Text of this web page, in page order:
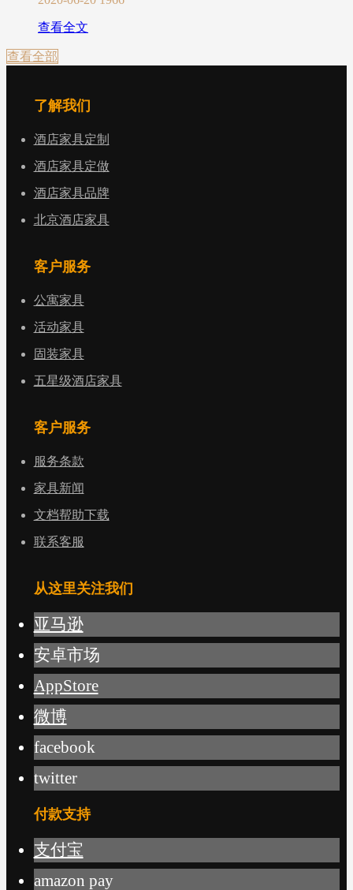
查看全文
查看全部
了解我们
酒店家具定制
酒店家具定做
酒店家具品牌
北京酒店家具
客户服务
公寓家具
活动家具
固装家具
五星级酒店家具
客户服务
服务条款
家具新闻
文档帮助下载
联系客服
从这里关注我们
亚马逊
安卓市场
AppStore
微博
facebook
twitter
付款支持
支付宝
amazon pay